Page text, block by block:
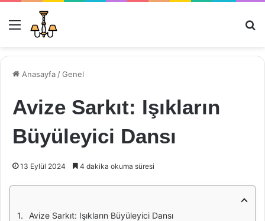
Menü
Anasayfa /Genel
Avize Sarkıt: Işıkların
Büyüleyici Dansı
13 Eylül 2024 4 dakika okuma süresi
Avize Sarkıt: Işıkların Büyüleyici Dansı